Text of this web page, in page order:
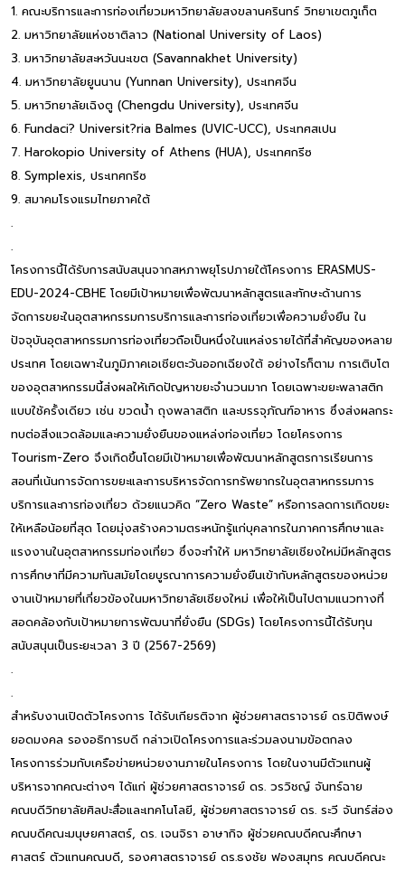
1. คณะบริการและการท่องเที่ยวมหาวิทยาลัยสงขลานครินทร์ วิทยาเขตภูเก็ต
2. มหาวิทยาลัยแห่งชาติลาว (National University of Laos)
3. มหาวิทยาลัยสะหวันนะเขต (Savannakhet University)
4. มหาวิทยาลัยยูนนาน (Yunnan University), ประเทศจีน
5. มหาวิทยาลัยเฉิงตู (Chengdu University), ประเทศจีน
6. Fundaci? Universit?ria Balmes (UVIC-UCC), ประเทศสเปน
7. Harokopio University of Athens (HUA), ประเทศกรีซ
8. Symplexis, ประเทศกรีซ
9. สมาคมโรงแรมไทยภาคใต้
.
.
โครงการนี้ได้รับการสนับสนุนจากสหภาพยุโรปภายใต้โครงการ ERASMUS-
EDU-2024-CBHE โดยมีเป้าหมายเพื่อพัฒนาหลักสูตรและทักษะด้านการ
จัดการขยะในอุตสาหกรรมการบริการและการท่องเที่ยวเพื่อความยั่งยืน ใน
ปัจจุบันอุตสาหกรรมการท่องเที่ยวถือเป็นหนึ่งในแหล่งรายได้ที่สำคัญของหลาย
ประเทศ โดยเฉพาะในภูมิภาคเอเชียตะวันออกเฉียงใต้ อย่างไรก็ตาม การเติบโต
ของอุตสาหกรรมนี้ส่งผลให้เกิดปัญหาขยะจำนวนมาก โดยเฉพาะขยะพลาสติก
แบบใช้ครั้งเดียว เช่น ขวดน้ำ ถุงพลาสติก และบรรจุภัณฑ์อาหาร ซึ่งส่งผลกระ
ทบต่อสิ่งแวดล้อมและความยั่งยืนของแหล่งท่องเที่ยว โดยโครงการ
Tourism-Zero จึงเกิดขึ้นโดยมีเป้าหมายเพื่อพัฒนาหลักสูตรการเรียนการ
สอนที่เน้นการจัดการขยะและการบริหารจัดการทรัพยากรในอุตสาหกรรมการ
บริการและการท่องเที่ยว ด้วยแนวคิด “Zero Waste” หรือการลดการเกิดขยะ
ให้เหลือน้อยที่สุด โดยมุ่งสร้างความตระหนักรู้แก่บุคลากรในภาคการศึกษาและ
แรงงานในอุตสาหกรรมท่องเที่ยว ซึ่งจะทำให้ มหาวิทยาลัยเชียงใหม่มีหลักสูตร
การศึกษาที่มีความทันสมัยโดยบูรณาการความยั่งยืนเข้ากับหลักสูตรของหน่วย
งานเป้าหมายที่เกี่ยวข้องในมหาวิทยาลัยเชียงใหม่ เพื่อให้เป็นไปตามแนวทางที่
สอดคล้องกับเป้าหมายการพัฒนาที่ยั่งยืน (SDGs) โดยโครงการนี้ได้รับทุน
สนับสนุนเป็นระยะเวลา 3 ปี (2567-2569)
.
.
สำหรับงานเปิดตัวโครงการ ได้รับเกียรติจาก ผู้ช่วยศาสตราจารย์ ดร.ปิติพงษ์
ยอดมงคล รองอธิการบดี กล่าวเปิดโครงการและร่วมลงนามข้อตกลง
โครงการร่วมกับเครือข่ายหน่วยงานภายในโครงการ โดยในงานมีตัวแทนผู้
บริหารจากคณะต่างๆ ได้แก่ ผู้ช่วยศาสตราจารย์ ดร. วรวิชญ์ จันทร์ฉาย
คณบดีวิทยาลัยศิลปะสื่อและเทคโนโลยี, ผู้ช่วยศาสตราจารย์ ดร. ระวี จันทร์ส่อง
คณบดีคณะมนุษยศาสตร์, ดร. เจนจิรา อาษากิจ ผู้ช่วยคณบดีคณะศึกษา
ศาสตร์ ตัวแทนคณบดี, รองศาสตราจารย์ ดร.ธงชัย ฟองสมุทร คณบดีคณะ